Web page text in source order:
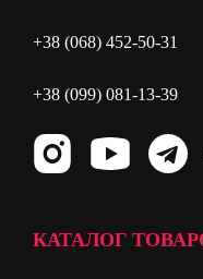
+38 (068) 452-50-31
+38 (099) 081-13-39
КАТАЛОГ